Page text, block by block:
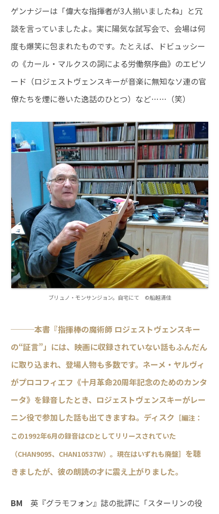
ゲンナジーは「偉大な指揮者が3人揃いましたね」と冗
談を言っていましたよ。実に陽気な試写会で、会場は何
度も爆笑に包まれたものです。たとえば、ドビュッシー
の《カール・マルクスの詞による労働祭序曲》のエピソ
ード（ロジェストヴェンスキーが音楽に無知なソ連の官
僚たちを煙に巻いた逸話のひとつ）など……（笑）
ブリュノ・モンサンジョン。自宅にて ©船越清佳
───本書『指揮棒の魔術師 ロジェストヴェンスキー
の“証言”」には、映画に収録されていない話もふんだん
に取り込まれ、登場人物も多数です。ネーメ・ヤルヴィ
がプロコフィエフ《十月革命20周年記念のためのカンタ
ータ》を録音したとき、ロジェストヴェンスキーがレー
ニン役で参加した話も出てきますね。ディスク ［編注：
この1992年6月の録音はCDとしてリリースされていた
（CHAN9095、CHAN10537W）。現在はいずれも廃盤］ を聴
きましたが、彼の朗読の才に震え上がりました。
BM 英『グラモフォン』誌の批評に「スターリンの役